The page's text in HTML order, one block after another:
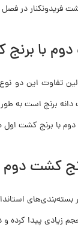
فریدونکنار در
با
تفاوت این دو
برنج است به
با برنج کشت
کشت دوم
زیادی پیدا کرده